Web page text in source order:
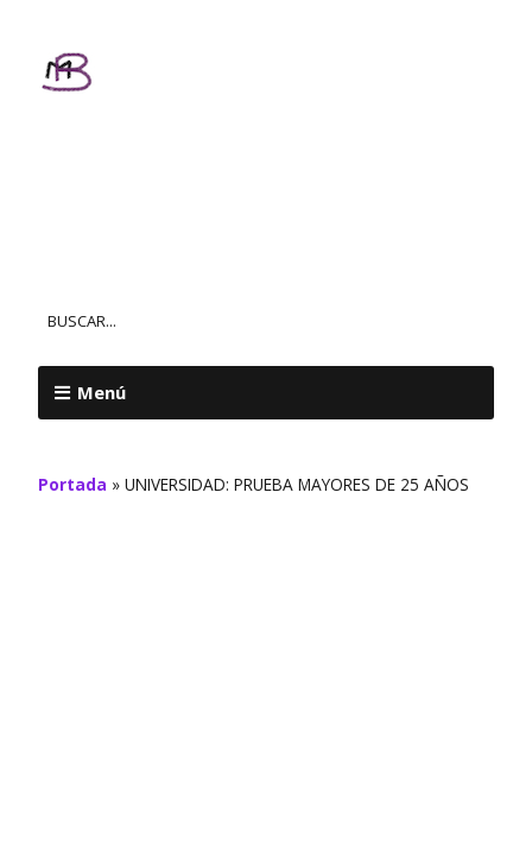
Menú
Portada » UNIVERSIDAD: PRUEBA MAYORES DE 25 AÑOS